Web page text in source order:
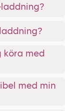
köra med
med min